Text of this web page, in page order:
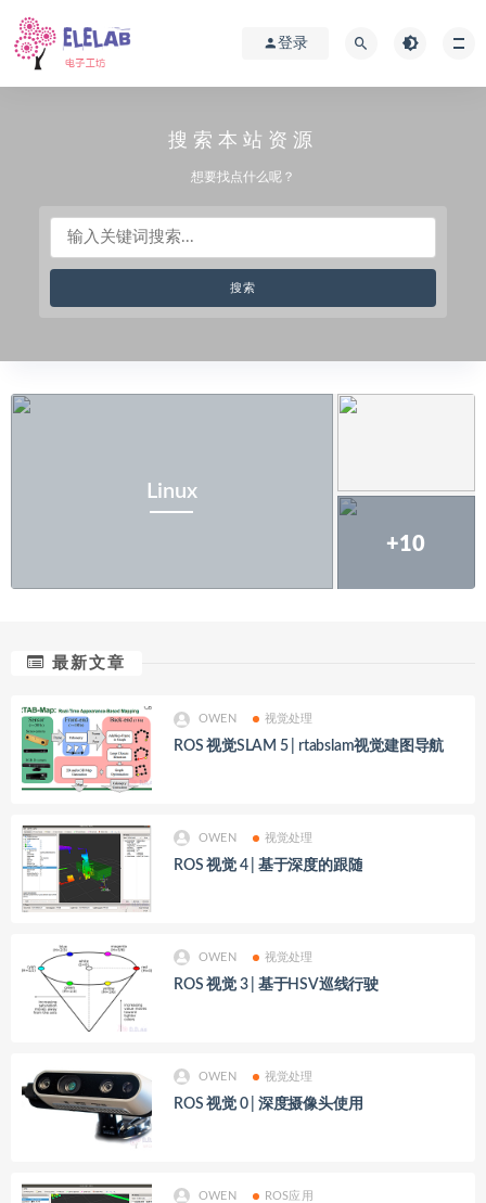
登录
搜索本站资源
想要找点什么呢？
Linux
+10
最新文章
OWEN 视觉处理
ROS 视觉SLAM 5 | rtabslam视觉建图导航
OWEN 视觉处理
ROS 视觉 4 | 基于深度的跟随
OWEN 视觉处理
ROS 视觉 3 | 基于HSV巡线行驶
OWEN 视觉处理
ROS 视觉 0 | 深度摄像头使用
OWEN ROS应用